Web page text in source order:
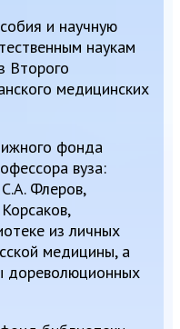
и научную
наукам
Второго
медицинских
фонда
вуза:
Флеров,
из личных
медицины, а
дореволюционных